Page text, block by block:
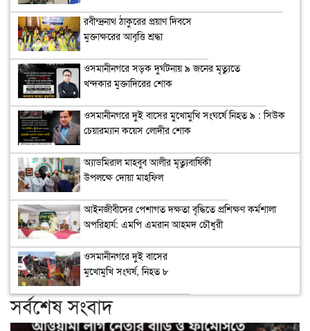
রবীন্দ্রনাথ ঠাকুরের প্রয়াণ দিবসে
মুক্তাক্ষরের আবৃত্তি শ্রদ্ধা
ওসমানীনগরে সড়ক দুর্ঘটনায় ৯ জনের মৃত্যুতে
খন্দকার মুক্তাদিরের শোক
ওসমানীনগরে দুই বাসের মুখোমুখি সংঘর্ষে নিহত ৯ : সিউক
চেয়ারম্যান কয়েস লোদীর শোক
অ্যাডমিরাল মাহবুব আলীর মৃত্যুবার্ষিকী
উপলক্ষে দোয়া মাহফিল
‎আইনজীবীদের পেশাগত দক্ষতা বৃদ্ধিতে প্রশিক্ষণ কর্মশালা
অপরিহার্য: এমপি এমরান আহমদ চৌধুরী
ওসমানীনগরে দুই বাসের
মুখোমুখি সংঘর্ষ, নিহত ৮
সর্বশেষ সংবাদ